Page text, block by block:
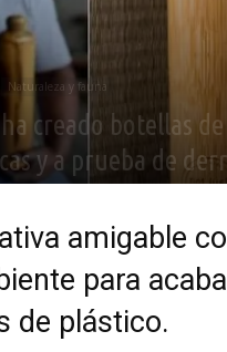
Naturaleza y fauna
creado botellas
y a prueba de
amigable
para
de plástico.